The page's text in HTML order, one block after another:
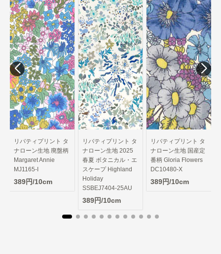
リバティプリント タ
ナローン生地 2025
春夏 ボタニカル・エ
スケープ Highland
Holiday
リバティプリント タ
ナローン生地 国産定
番柄 Gloria Flowers
DC10480-X
389円/10cm